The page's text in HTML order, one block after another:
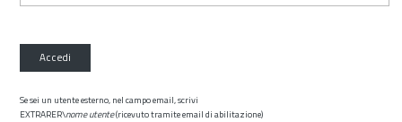
Accedi
Se sei un utente esterno, nel campo email, scrivi
EXTRARER\nome utente(ricevuto tramite email di abilitazione)